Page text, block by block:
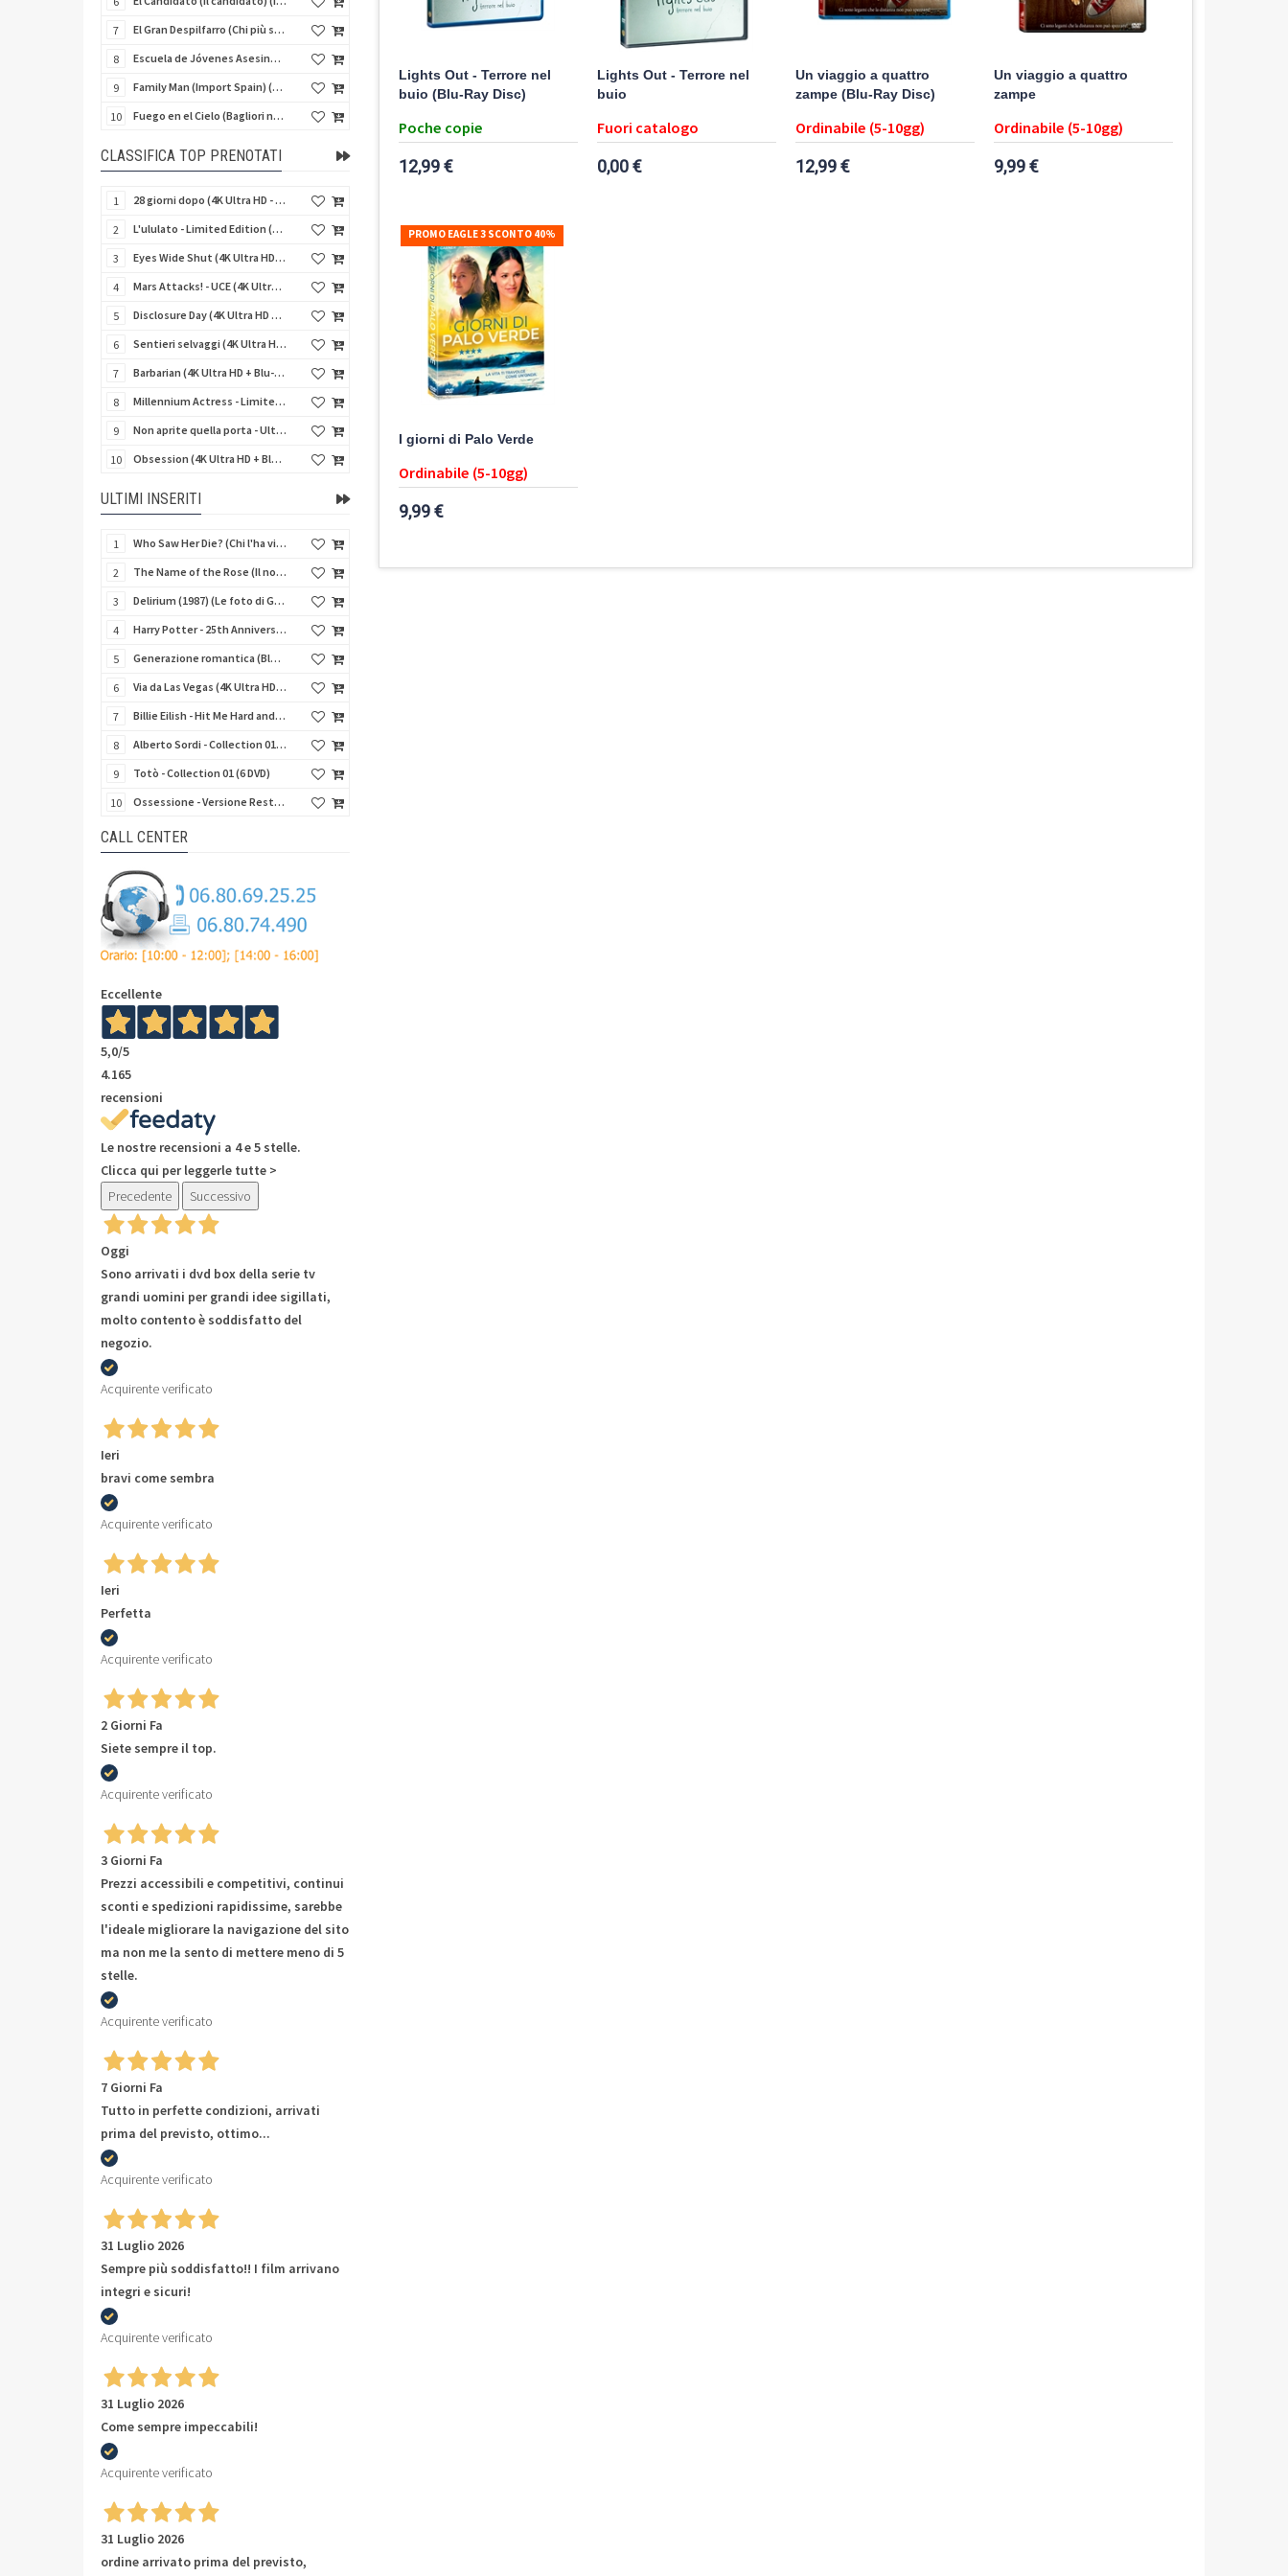
Lights Out - Terrore nel
buio (Blu-Ray Disc)
Poche copie
12,99 €
Lights Out - Terrore nel
buio
Fuori catalogo
0,00 €
Un viaggio a quattro
zampe (Blu-Ray Disc)
Ordinabile (5-10gg)
12,99 €
Un viaggio a quattro
zampe
Ordinabile (5-10gg)
9,99 €
PROMO EAGLE 3 SCONTO 40%
I giorni di Palo Verde
Ordinabile (5-10gg)
9,99 €
7 El Gran Despilfarro (Chi più spende... più guadagna!) (Import Spain) (Blu-Ray Disc)
8 Escuela de Jóvenes Asesinos (Schegge di follia) (Import Spain) (Blu-Ray Disc)
9 Family Man (Import Spain) (Blu-Ray Disc)
10 Fuego en el Cielo (Bagliori nel buio) (Import Spain) (Blu-Ray Disc)
CLASSIFICA TOP PRENOTATI
1 28 giorni dopo (4K Ultra HD - SteelBook)
2 L'ululato - Limited Edition (4K Ultra HD + Blu-Ray Disc + CD + Booklet + Card)
3 Eyes Wide Shut (4K Ultra HD + Blu-Ray Disc - SteelBook)
4 Mars Attacks! - UCE (4K Ultra HD + Blu-Ray Disc - SteelBook)
5 Disclosure Day (4K Ultra HD + Blu-Ray Disc - SteelBook)
6 Sentieri selvaggi (4K Ultra HD + Blu-Ray Disc - SteelBook)
7 Barbarian (4K Ultra HD + Blu-Ray Disc - SteelBook)
8 Millennium Actress - Limited Edition (4K Ultra HD + Blu-Ray Disc + Booklet)
9 Non aprite quella porta - Ultimate Edition (4K Ultra HD + 3 Blu-Ray Disc + 2 Bonus Disc + Booklet)
10 Obsession (4K Ultra HD + Blu-Ray Disc)
ULTIMI INSERITI
1 Who Saw Her Die? (Chi l'ha vista morire?) - Limited Edition (Import UK) (Blu-Ray Disc)
2 The Name of the Rose (Il nome della rosa) (Import UK) (4K Ultra HD + Blu-Ray Disc) (NO AUDIO ITA)
3 Delirium (1987) (Le foto di Gioia) (Import UK) (4K Ultra HD + Blu-Ray Disc)
4 Harry Potter - 25th Anniversary Library Case (8 4K Ultra HD + 8 Blu-Ray Disc + Card - SteelBook)
5 Generazione romantica (Blu-Ray Disc)
6 Via da Las Vegas (4K Ultra HD + Blu-Ray Disc)
7 Billie Eilish - Hit Me Hard and Soft The Tour (Import UK) (Blu-Ray Disc) (NO AUDIO ITA)
8 Alberto Sordi - Collection 01 (6 DVD)
9 Totò - Collection 01 (6 DVD)
10 Ossessione - Versione Restaurata 4K
CALL CENTER
Eccellente
5,0/5
4.165
recensioni
Le nostre recensioni a 4 e 5 stelle.
Clicca qui per leggerle tutte >
Precedente
Successivo
Oggi
Sono arrivati i dvd box della serie tv
grandi uomini per grandi idee sigillati,
molto contento è soddisfatto del
negozio.
Acquirente verificato
Ieri
bravi come sembra
Acquirente verificato
Ieri
Perfetta
Acquirente verificato
2 Giorni Fa
Siete sempre il top.
Acquirente verificato
3 Giorni Fa
Prezzi accessibili e competitivi, continui
sconti e spedizioni rapidissime, sarebbe
l'ideale migliorare la navigazione del sito
ma non me la sento di mettere meno di 5
stelle.
Acquirente verificato
7 Giorni Fa
Tutto in perfette condizioni, arrivati
prima del previsto, ottimo...
Acquirente verificato
31 Luglio 2026
Sempre più soddisfatto!! I film arrivano
integri e sicuri!
Acquirente verificato
31 Luglio 2026
Come sempre impeccabili!
Acquirente verificato
31 Luglio 2026
ordine arrivato prima del previsto,